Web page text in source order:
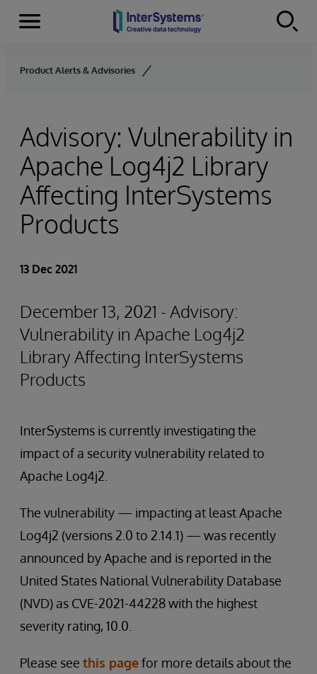
Skip to content
Menu
Product Alerts & Advisories
Advisory: Vulnerability in
Apache Log4j2 Library
Affecting InterSystems
Products
13 Dec 2021
December 13, 2021 - Advisory:
Vulnerability in Apache Log4j2
Library Affecting InterSystems
Products
InterSystems is currently investigating the
impact of a security vulnerability related to
Apache Log4j2.
The vulnerability — impacting at least Apache
Log4j2 (versions 2.0 to 2.14.1) — was recently
announced by Apache and is reported in the
United States National Vulnerability Database
(NVD) as CVE-2021-44228 with the highest
severity rating, 10.0.
Please see this pagefor more details about the